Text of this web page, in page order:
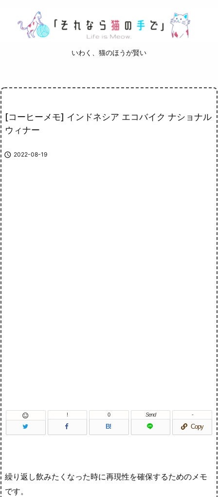
いわく、猫のほうが賢い
[コーヒーメモ] インドネシア エコバイク ナショナル
ウィナー
 2022-08-19
 !
B!
0 Send
Copy
-
繰り返し飲みたくなった時に再現性を確保するためのメモ
です。